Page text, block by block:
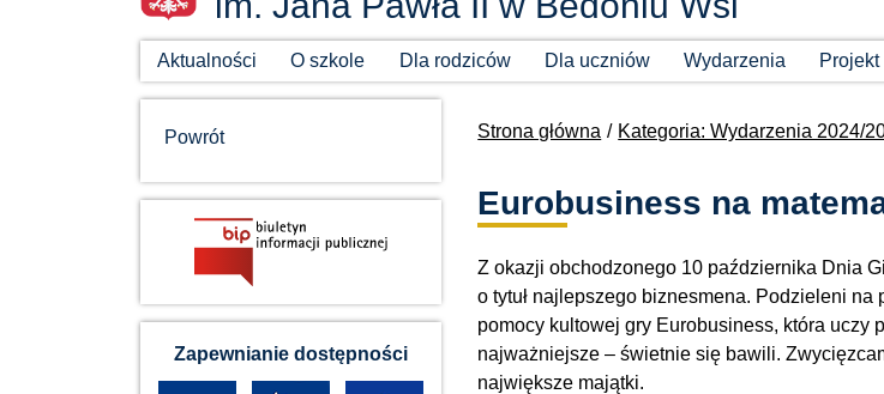
Aktualności O szkole Dla rodziców Dla uczniów Wydarzenia Projekt
Strona główna Kategoria: Wydarzenia 2024/
Eurobusiness na
Z okazji obchodzonego 10 października Dnia
o tytuł najlepszego biznesmena. Podzieleni
pomocy kultowej gry Eurobusiness, która
najważniejsze – świetnie się bawili.
największe majątki.
Powrót
Zapewnianie dostępności